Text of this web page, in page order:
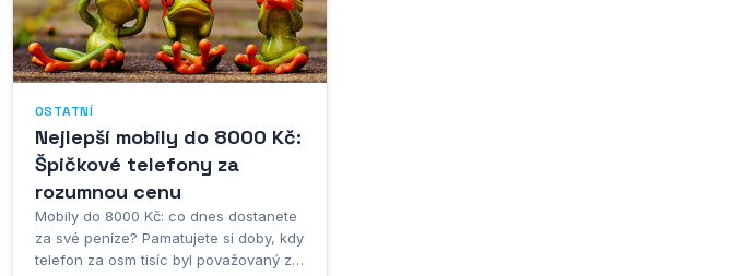
OSTATNÍ
Nejlepší mobily do 8000 Kč:
Špičkové telefony za
rozumnou cenu
Mobily do 8000 Kč: co dnes dostanete
za své peníze? Pamatujete si doby, kdy
telefon za osm tisíc byl považovaný za